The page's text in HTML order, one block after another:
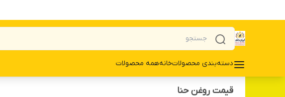
دسته‌بندی محصولاتخانههمه محصولات
قیمت روغن حنا